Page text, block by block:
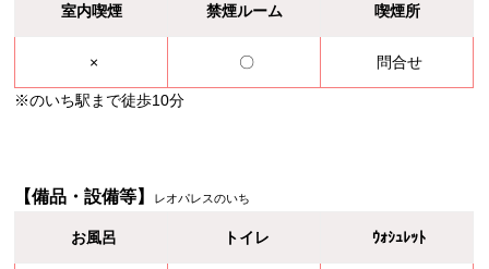
室内喫煙 禁煙ルーム 喫煙所
× 〇 問合せ
※のいち駅まで徒歩10分
【備品・設備等】 レオパレスのいち
お風呂 トイレ ｳｫｼｭﾚｯﾄ